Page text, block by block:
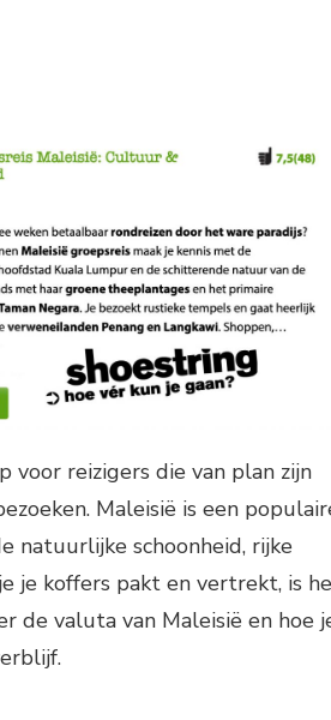
voor reizigers die van plan zijn
Maleisië is een
natuurlijke schoonheid, rijke
je koffers pakt en vertrekt, is
de valuta van Maleisië en hoe